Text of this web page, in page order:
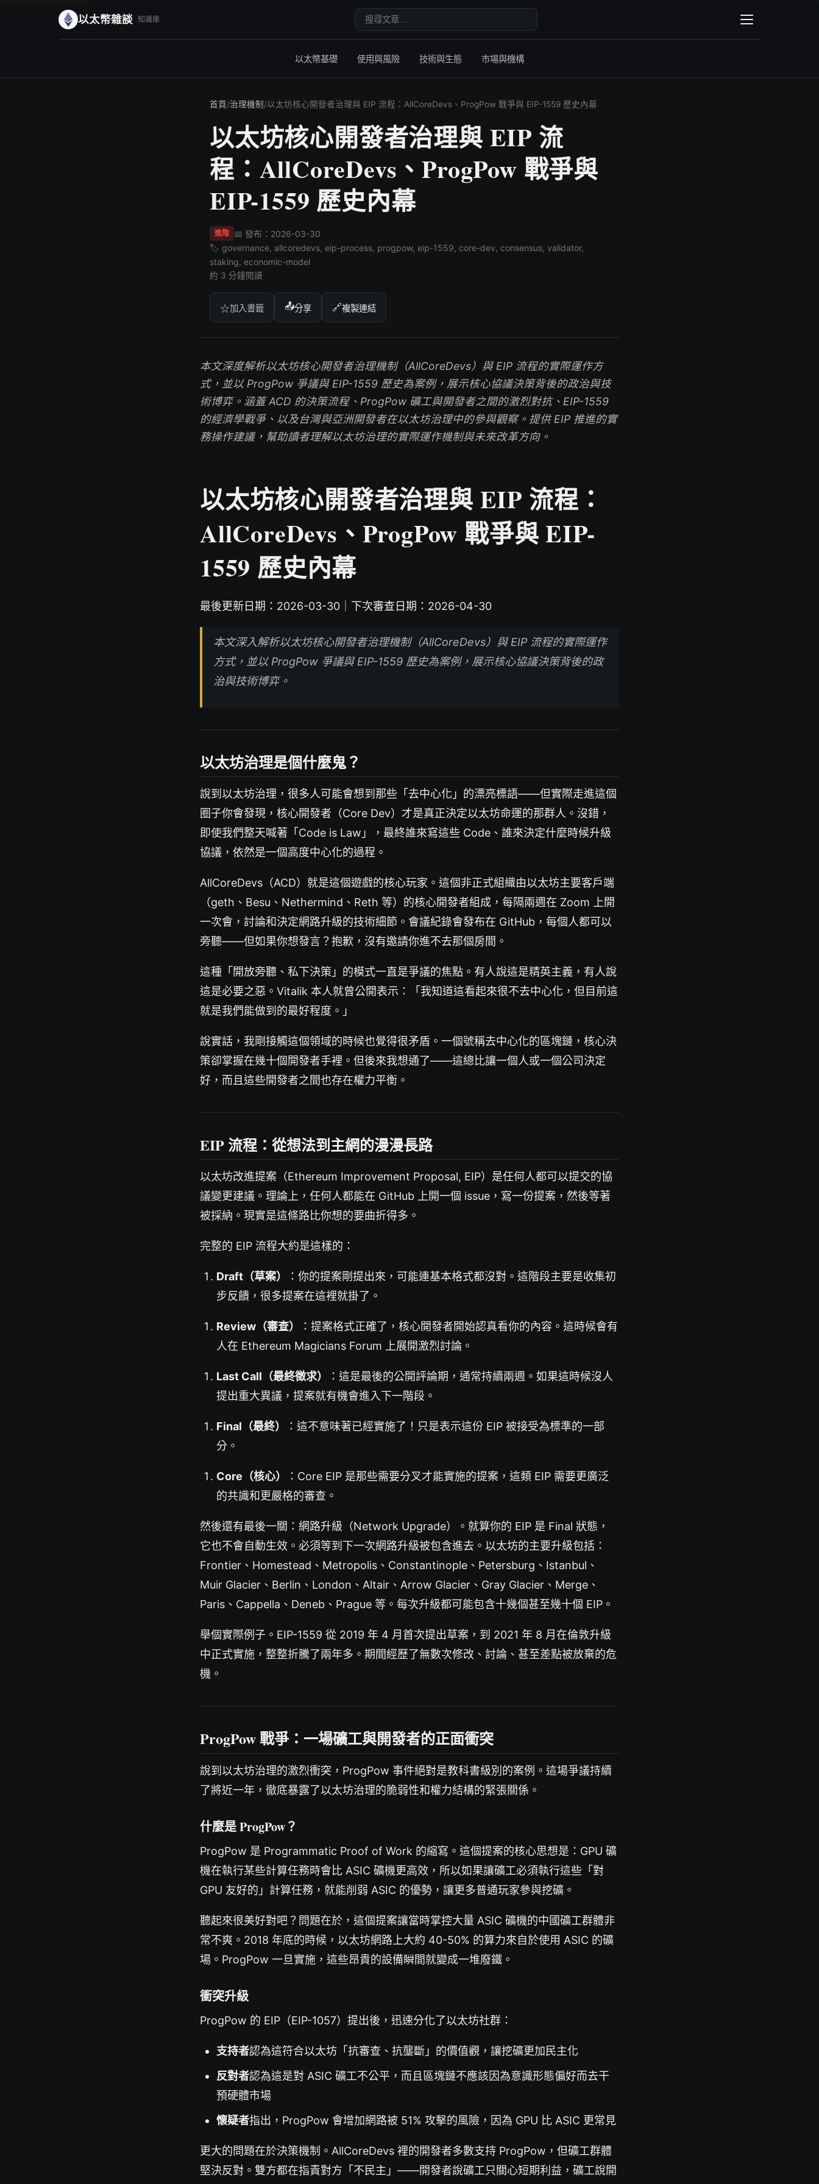
以太幣雜談 知識庫 搜尋文章
以太幣基礎 使用與風險 技術與生態 市場與機構
首頁/治理機制 /以太坊核心開發者治理與 EIP 流程：AllCoreDevs、ProgPow 戰爭與 EIP-1559 歷史內幕
以太坊核心開發者治理與 EIP 流
程：AllCoreDevs、ProgPow 戰爭與
EIP-1559 歷史內幕
進階 📅 發布：2026-03-30
🏷️ governance, allcoredevs, eip-process, progpow, eip-1559, core-dev, consensus, validator,
staking, economic-model
約 3 分鐘閱讀
☆加入書籤 📤分享 🔗複製連結
本文深度解析以太坊核心開發者治理機制（AllCoreDevs）與 EIP 流程的實際運作方
式，並以 ProgPow 爭議與 EIP-1559 歷史為案例，展示核心協議決策背後的政治與技
術博弈。涵蓋 ACD 的決策流程、ProgPow 礦工與開發者之間的激烈對抗、EIP-1559
的經濟學戰爭、以及台灣與亞洲開發者在以太坊治理中的參與觀察。提供 EIP 推進的實
務操作建議，幫助讀者理解以太坊治理的實際運作機制與未來改革方向。
以太坊核心開發者治理與 EIP 流程：
AllCoreDevs、ProgPow 戰爭與 EIP-
1559 歷史內幕
最後更新日期：2026-03-30｜下次審查日期：2026-04-30
本文深入解析以太坊核心開發者治理機制（AllCoreDevs）與 EIP 流程的實際運作
方式，並以 ProgPow 爭議與 EIP-1559 歷史為案例，展示核心協議決策背後的政
治與技術博弈。
以太坊治理是個什麼鬼？
說到以太坊治理，很多人可能會想到那些「去中心化」的漂亮標語——但實際走進這個
圈子你會發現，核心開發者（Core Dev）才是真正決定以太坊命運的那群人。沒錯，
即使我們整天喊著「Code is Law」，最終誰來寫這些 Code、誰來決定什麼時候升級
協議，依然是一個高度中心化的過程。
AllCoreDevs（ACD）就是這個遊戲的核心玩家。這個非正式組織由以太坊主要客戶端
（geth、Besu、Nethermind、Reth 等）的核心開發者組成，每隔兩週在 Zoom 上開
一次會，討論和決定網路升級的技術細節。會議紀錄會發布在 GitHub，每個人都可以
旁聽——但如果你想發言？抱歉，沒有邀請你進不去那個房間。
這種「開放旁聽、私下決策」的模式一直是爭議的焦點。有人說這是精英主義，有人說
這是必要之惡。Vitalik 本人就曾公開表示：「我知道這看起來很不去中心化，但目前這
就是我們能做到的最好程度。」
說實話，我剛接觸這個領域的時候也覺得很矛盾。一個號稱去中心化的區塊鏈，核心決
策卻掌握在幾十個開發者手裡。但後來我想通了——這總比讓一個人或一個公司決定
好，而且這些開發者之間也存在權力平衡。
EIP 流程：從想法到主網的漫漫長路
以太坊改進提案（Ethereum Improvement Proposal, EIP）是任何人都可以提交的協
議變更建議。理論上，任何人都能在 GitHub 上開一個 issue，寫一份提案，然後等著
被採納。現實是這條路比你想的要曲折得多。
完整的 EIP 流程大約是這樣的：
Draft（草案）
：你的提案剛提出來，可能連基本格式都沒對。這階段主要是收集初
步反饋，很多提案在這裡就掛了。
Review（審查）
：提案格式正確了，核心開發者開始認真看你的內容。這時候會有
人在 Ethereum Magicians Forum 上展開激烈討論。
Last Call（最終徵求）
：這是最後的公開評論期，通常持續兩週。如果這時候沒人
提出重大異議，提案就有機會進入下一階段。
Final（最終）
：這不意味著已經實施了！只是表示這份 EIP 被接受為標準的一部
分。
Core（核心）
：Core EIP 是那些需要分叉才能實施的提案，這類 EIP 需要更廣泛
的共識和更嚴格的審查。
然後還有最後一關：網路升級（Network Upgrade）。就算你的 EIP 是 Final 狀態，
它也不會自動生效。必須等到下一次網路升級被包含進去。以太坊的主要升級包括：
Frontier、Homestead、Metropolis、Constantinople、Petersburg、Istanbul、
Muir Glacier、Berlin、London、Altair、Arrow Glacier、Gray Glacier、Merge、
Paris、Cappella、Deneb、Prague 等。每次升級都可能包含十幾個甚至幾十個 EIP。
舉個實際例子。EIP-1559 從 2019 年 4 月首次提出草案，到 2021 年 8 月在倫敦升級
中正式實施，整整折騰了兩年多。期間經歷了無數次修改、討論、甚至差點被放棄的危
機。
ProgPow 戰爭：一場礦工與開發者的正面衝突
說到以太坊治理的激烈衝突，ProgPow 事件絕對是教科書級別的案例。這場爭議持續
了將近一年，徹底暴露了以太坊治理的脆弱性和權力結構的緊張關係。
什麼是 ProgPow？
ProgPow 是 Programmatic Proof of Work 的縮寫。這個提案的核心思想是：GPU 礦
機在執行某些計算任務時會比 ASIC 礦機更高效，所以如果讓礦工必須執行這些「對
GPU 友好的」計算任務，就能削弱 ASIC 的優勢，讓更多普通玩家參與挖礦。
聽起來很美好對吧？問題在於，這個提案讓當時掌控大量 ASIC 礦機的中國礦工群體非
常不爽。2018 年底的時候，以太坊網路上大約 40-50% 的算力來自於使用 ASIC 的礦
場。ProgPow 一旦實施，這些昂貴的設備瞬間就變成一堆廢鐵。
衝突升級
ProgPow 的 EIP（EIP-1057）提出後，迅速分化了以太坊社群：
支持者認為這符合以太坊「抗審查、抗壟斷」的價值觀，讓挖礦更加民主化
反對者認為這是對 ASIC 礦工不公平，而且區塊鏈不應該因為意識形態偏好而去干
預硬體市場
懷疑者指出，ProgPow 會增加網路被 51% 攻擊的風險，因為 GPU 比 ASIC 更常見
更大的問題在於決策機制。AllCoreDevs 裡的開發者多數支持 ProgPow，但礦工群體
堅決反對。雙方都在指責對方「不民主」——開發者說礦工只關心短期利益，礦工說開